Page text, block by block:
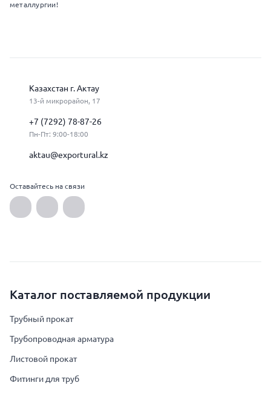
металлургии!
Казахстан г. Актау
13-й микрорайон, 17
+7 (7292) 78-87-26
Пн-Пт: 9:00-18:00
aktau@exportural.kz
Оставайтесь на связи
Каталог поставляемой продукции
Трубный прокат
Трубопроводная арматура
Листовой прокат
Фитинги для труб